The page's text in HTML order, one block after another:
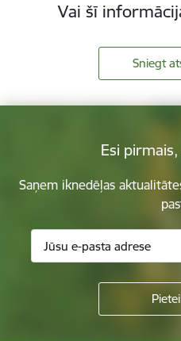
Vai šī
Sniegt
Esi
Saņem iknedēļas